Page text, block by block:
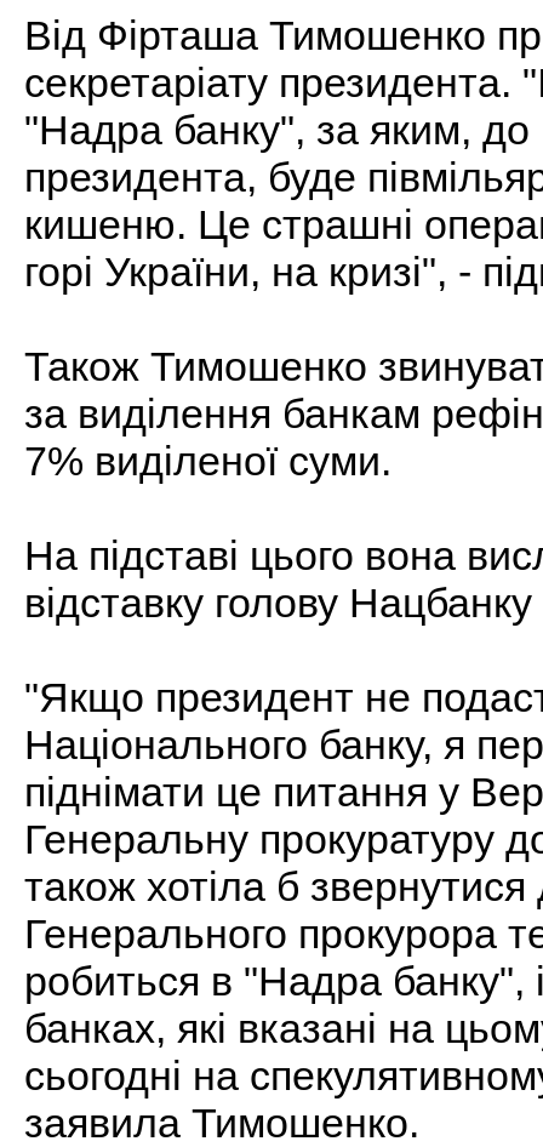
Від Фірташа Тимошенко
секретаріату президента.
"Надра банку", за яким, до
президента, буде
кишеню. Це страшні
горі України, на кризі", -
Також Тимошенко
за виділення банкам
7% виділеної суми.
На підставі цього вона
відставку голову
"Якщо президент не
Національного банку, я
піднімати це питання у
Генеральну прокуратуру
також хотіла б
Генерального прокурора
робиться в "Надра банку",
банках, які вказані на
сьогодні на
заявила Тимошенко.